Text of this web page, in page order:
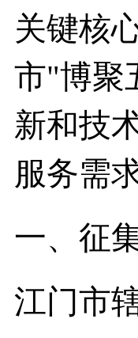
关键核
市"博聚
新和技
服务需
一、征
江门市